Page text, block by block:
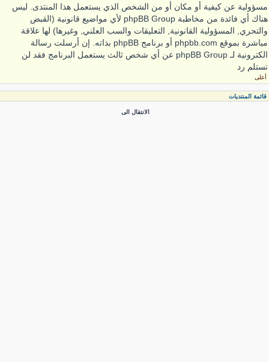
مسؤولية عن كيفية أو مكان أو من الشخص الذي يستعمل هذا المنتدى. ليس
هناك أي فائدة من مخاطبة phpBB Group لأي مواضيع قانونية (القبض
والتحري, المسؤولية القانونية, التعليقات والسب العلني, وغيرها) لها علاقة
مباشرة بموقع phpbb.com أو برنامج phpBB بذاته. إن أرسلت رسالة
الكترونية لـ phpBB Group عن أي شخص ثالث يستعمل البرنامج فقد لن
تستلم رد
أعلى
قائمة المنتديات
الانتقال الى